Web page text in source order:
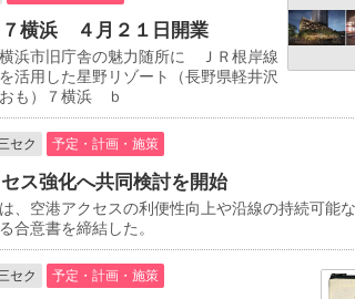
横浜 ４月２１日開業
浜市旧庁舎の魅力随所に ＪＲ根岸線
活用した星野リゾート（長野県軽井沢
も）７横浜 ｂ
セク 予定・計画・施策
ス強化へ共同検討を開始
、空港アクセスの利便性向上や沿線の持続可能
合意書を締結した。
セク 予定・計画・施策